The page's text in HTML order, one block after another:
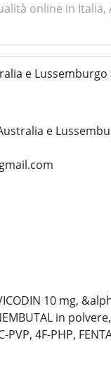
online in
e
e
10 mg,
in
PVP, 4F-PHP,